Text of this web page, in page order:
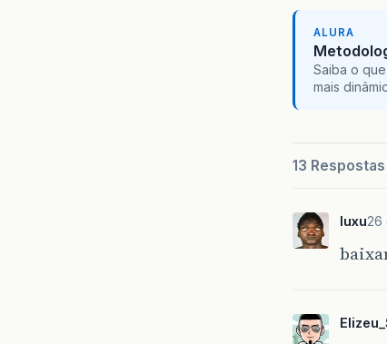
ALURA
Saiba o
mais
13 Respostas
luxu26